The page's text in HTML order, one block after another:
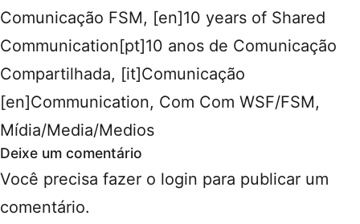
Comunicação FSM, [en]10 years of Shared
Communication[pt]10 anos de Comunicação
Compartilhada, [it]Comunicação
[en]Communication, Com Com WSF/FSM,
Mídia/Media/Medios
Deixe um comentário
Você precisa fazer o login para publicar um
comentário.